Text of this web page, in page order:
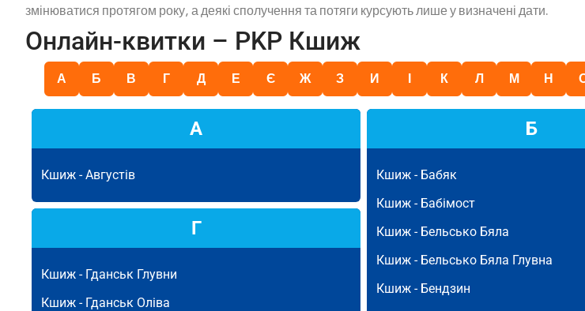
змінюватися протягом року, а деякі сполучення та потяги курсують лише у визначені дати.
Онлайн-квитки – PKP Кшиж
А Б В Г Д Е Є Ж З И К Л М Н
А
Кшиж -Августів
Б
Кшиж - Бабяк
Кшиж - Бабімост
Кшиж - Бельсько Бяла
Кшиж - Бельсько Бяла Глувна
Кшиж - Бендзин
Г
Кшиж - Гданськ Глувни
Кшиж - Гданськ Оліва